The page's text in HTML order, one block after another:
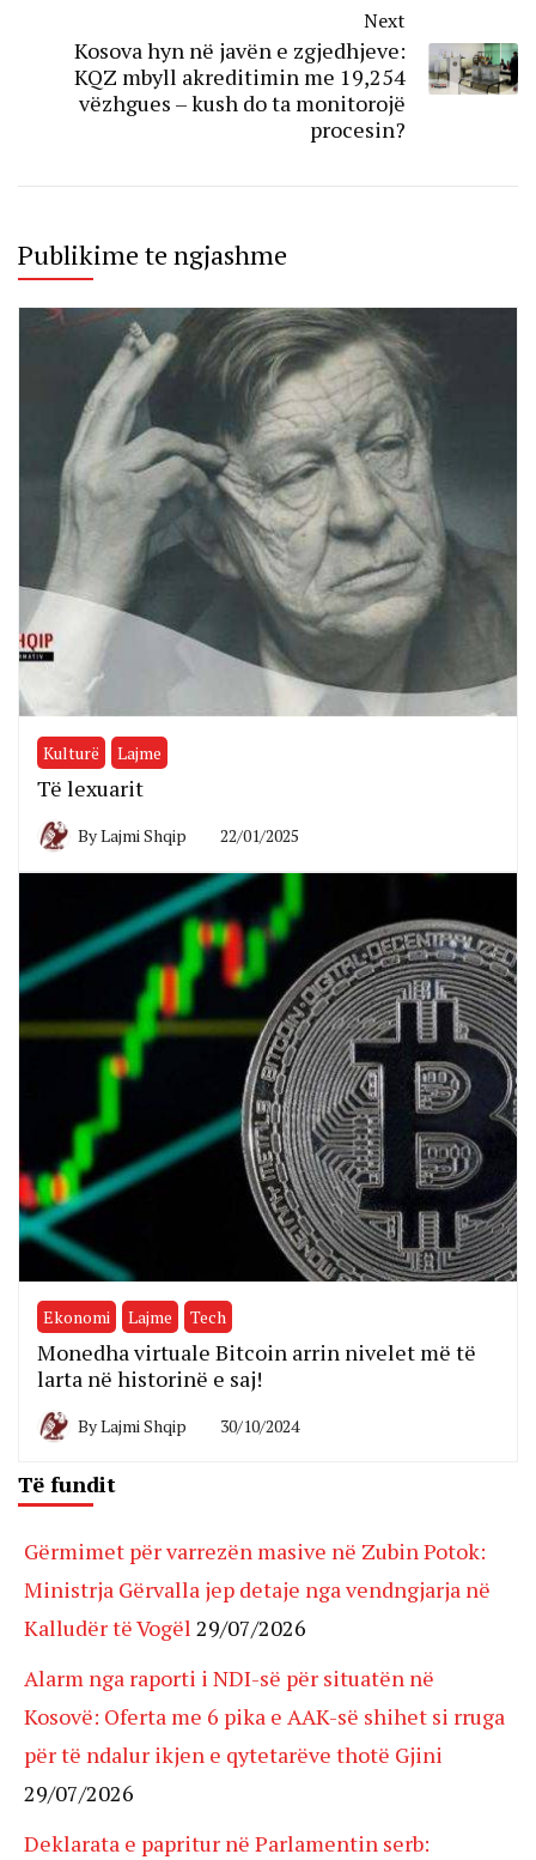
Next
Kosova hyn në javën e zgjedhjeve:
KQZ mbyll akreditimin me 19,254
vëzhgues – kush do ta monitorojë
procesin?
Publikime te ngjashme
Kulturë Lajme
Të lexuarit
ByLajmi Shqip 22/01/2025
Ekonomi Lajme Tech
Monedha virtuale Bitcoin arrin nivelet më të
larta në historinë e saj!
ByLajmi Shqip 30/10/2024
Të fundit
Gërmimet për varrezën masive në Zubin Potok:
Ministrja Gërvalla jep detaje nga vendngjarja në
Kalludër të Vogël 29/07/2026
Alarm nga raporti i NDI-së për situatën në
Kosovë: Oferta me 6 pika e AAK-së shihet si rruga
për të ndalur ikjen e qytetarëve thotë Gjini
29/07/2026
Deklarata e papritur në Parlamentin serb: